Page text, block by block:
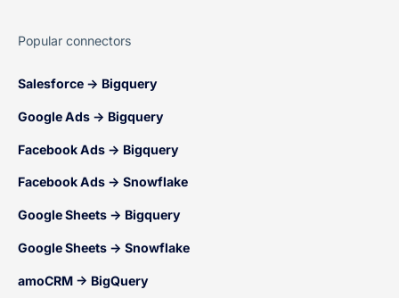
Popular connectors
Salesforce → Bigquery
Google Ads → Bigquery
Facebook Ads → Bigquery
Facebook Ads → Snowflake
Google Sheets → Bigquery
Google Sheets → Snowflake
amoCRM → BigQuery